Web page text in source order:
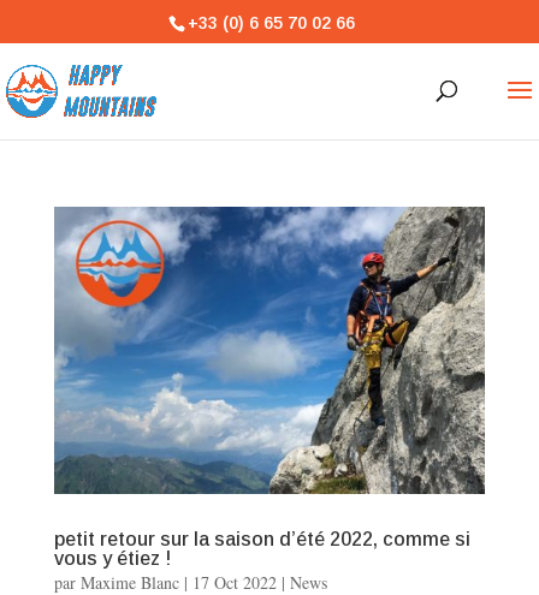
+33 (0) 6 65 70 02 66
petit retour sur la saison d’été 2022, comme si
vous y étiez !
par Maxime Blanc| 17 Oct 2022| News